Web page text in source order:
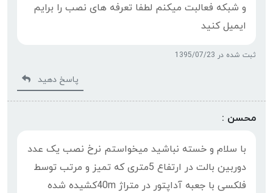
و شبکه فعالبت میکنم لطفا تعرفه های نصب را برایم
ایمیل کنید
ثبت شده در 1395/07/23
پاسخ دهید
محسن :
با سلام و خسته نباشید میخواستم نرخ نصب یک عدد
دوربین بالت در ارتفاع 5متری که تمیز و مرتب توسط
فلکسی با جعبه آداپتور در متراژ 40mکشیده شده